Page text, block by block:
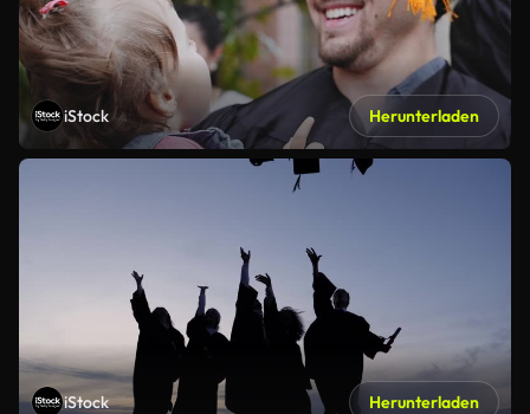
iStock Herunterladen
iStock Herunterladen